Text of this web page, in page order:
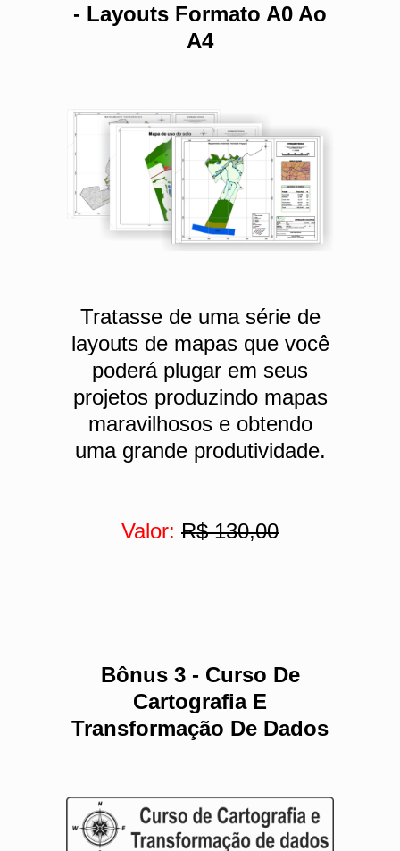
- Layouts Formato A0 Ao
A4
Tratasse de uma série de
layouts de mapas que você
poderá plugar em seus
projetos produzindo mapas
maravilhosos e obtendo
uma grande produtividade.
Valor: R$ 130,00
Bônus 3 - Curso De
Cartografia E
Transformação De Dados